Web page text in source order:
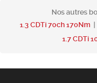
Nos autres
1.3 CDTi 70ch 170Nm
1.7 CDTi